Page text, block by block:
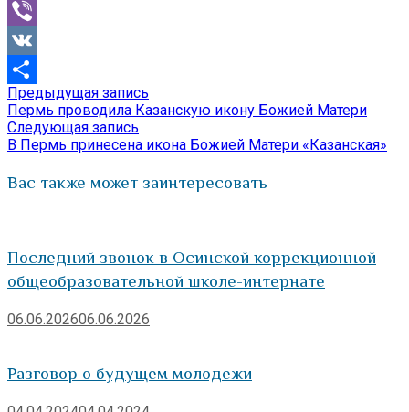
Mail.Ru
Viber
VK
Отправить
Навигация
по
записям
Предыдущая запись
запись:
Пермь проводила Казанскую икону Божией Матери
Следующая запись
запись:
В Пермь принесена икона Божией Матери «Казанская»
Вас также может заинтересовать
Последний звонок в Осинской коррекционной
общеобразовательной школе-интернате
06.06.202606.06.2026
Разговор о будущем молодежи